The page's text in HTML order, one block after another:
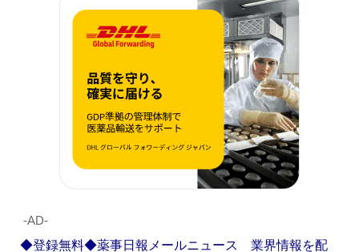
‐AD‐
◆登録無料◆薬事日報メールニュース 業界情報を配